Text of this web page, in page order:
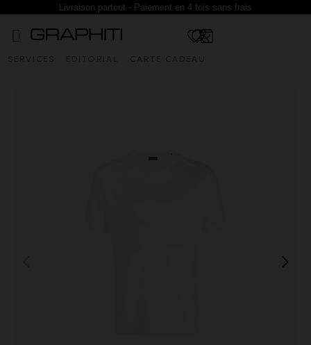
Livraison partout - Paiement en 4 fois sans frais
SERVICES EDITORIAL CARTE CADEAU